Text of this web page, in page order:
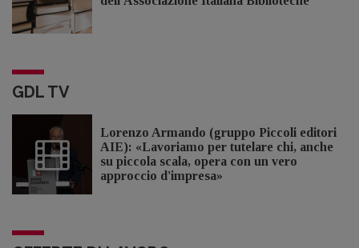
GDL TV
Lorenzo Armando (gruppo Piccoli editori
AIE): «Lavoriamo per tutelare chi, anche
su piccola scala, opera con un vero
approccio d'impresa»